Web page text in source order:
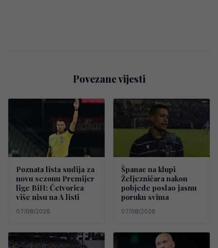
Povezane vijesti
Poznata lista sudija za
novu sezonu Premijer
lige BiH: Četvorica
više nisu na A listi
07/08/2026
Španac na klupi
Željezničara nakon
pobjede poslao jasnu
poruku svima
07/08/2026